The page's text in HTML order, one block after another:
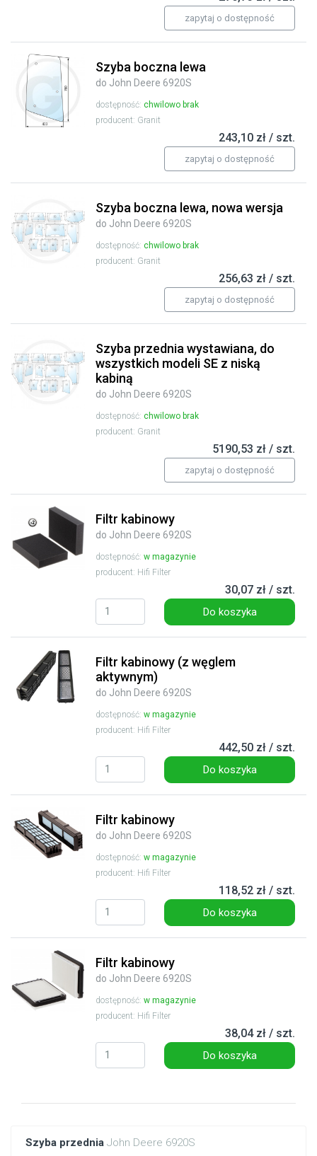
Szyba przednia John Deere 6920S
zapytaj o dostępność
Szyba boczna lewa
do John Deere 6920S
dostępność: chwilowo brak
producent: Granit
243,10 zł / szt.
zapytaj o dostępność
Szyba boczna lewa, nowa wersja
do John Deere 6920S
dostępność: chwilowo brak
producent: Granit
256,63 zł / szt.
zapytaj o dostępność
Szyba przednia wystawiana, do
wszystkich modeli SE z niską
kabiną
do John Deere 6920S
dostępność: chwilowo brak
producent: Granit
5190,53 zł / szt.
zapytaj o dostępność
Filtr kabinowy
do John Deere 6920S
dostępność: w magazynie
producent: Hifi Filter
30,07 zł / szt.
Do koszyka
Filtr kabinowy (z węglem
aktywnym)
do John Deere 6920S
dostępność: w magazynie
producent: Hifi Filter
442,50 zł / szt.
Do koszyka
Filtr kabinowy
do John Deere 6920S
dostępność: w magazynie
producent: Hifi Filter
118,52 zł / szt.
Do koszyka
Filtr kabinowy
do John Deere 6920S
dostępność: w magazynie
producent: Hifi Filter
38,04 zł / szt.
Do koszyka